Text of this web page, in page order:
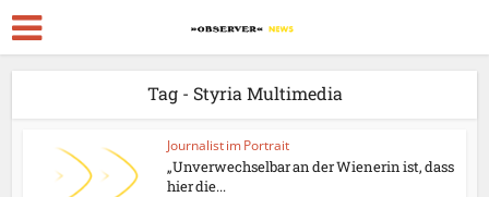
Tag - Styria Multimedia
Journalist im Portrait
„Unverwechselbar an der Wienerin ist, dass
hier die...